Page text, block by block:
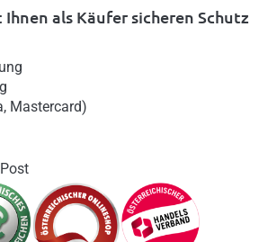
als Käufer sicheren Schutz
Mastercard)